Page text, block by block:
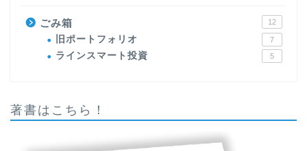
ごみ箱 12
旧ポートフォリオ 7
ラインスマート投資 5
著書はこちら！